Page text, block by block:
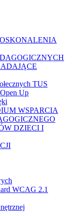
TUS
Up
WSPARCIA
DZIECI I
WCAG 2.1